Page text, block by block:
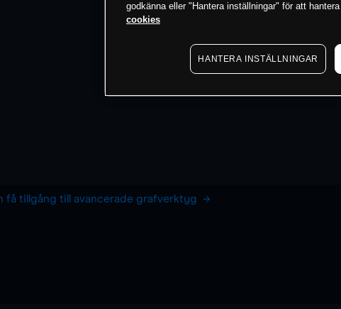
få tillgång till avancerade grafverktyg
godkänna eller "Hantera inställningar" för att
cookies
HANTERA INSTÄLLNINGAR